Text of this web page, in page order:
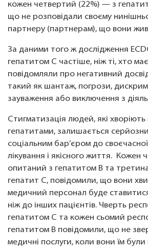
кожен четвертий (22%) — з
що не розповідали своєму
партнеру (партнерам), що вони
За даними того ж дослідження
гепатитом С частіше, ніж ті, хто
повідомляли про негативний
такий як шантаж, погрози,
зауваження або виключення з
Стигматизація людей, які хворіють
гепатитами, залишається
соціальним бар’єром до
лікування і якісного життя. Кожен
опитаний з гепатитом В та
гепатит С, повідомили, що вони
медичний персонал буде
ніж до інших пацієнтів. Чверть
гепатитом С та кожен сьомий
гепатитом В повідомили, що не
медичні послуги, коли вони їм були